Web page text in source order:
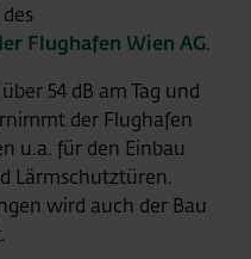
Flughafen Wien AG.
54 dB am Tag und
der Flughafen
u.a. für den Einbau
Lärmschutztüren.
wird auch der Bau